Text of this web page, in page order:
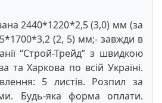
2440*1220*2,5 (3,0) мм (за
(2, 5) мм;- завжди в
“Строй-Трейд” з швидкою
та Харкова по всій Україні.
5 листів. Розпил за
Будь-яка форма оплати.